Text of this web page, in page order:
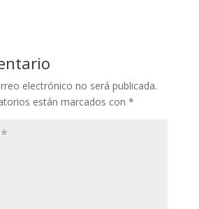
electrónico no será publicada.
están marcados con *